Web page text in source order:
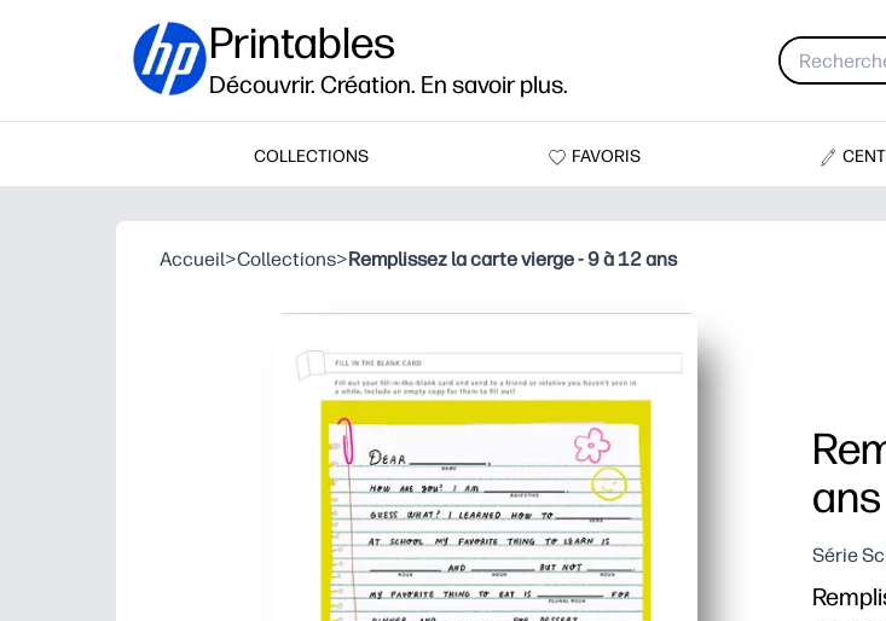
Printables
Découvrir. Création. En savoir plus.
COLLECTIONS FAVORIS
Accueil>Collections>Remplissez la carte vierge - 9 à 12 ans
ans
Série